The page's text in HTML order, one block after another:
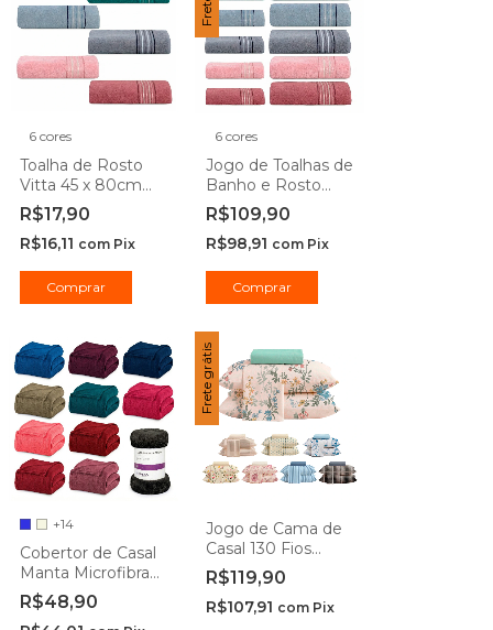
6 cores
Toalha de Rosto
Vitta 45 x 80cm
Camesa
R$17,90
R$16,11 com Pix
Comprar
6 cores
Jogo de Toalhas de
Banho e Rosto
Vitta Camesa
R$109,90
R$98,91 com Pix
Comprar
+14
Cobertor de Casal
Manta Microfibra
Antialérgico 1,80 x
2,20m - Camesa
R$48,90
Frete grátis
Jogo de Cama de
Casal 130 Fios
Duplo 4 peças
Camesa
R$119,90
R$107,91 com Pix